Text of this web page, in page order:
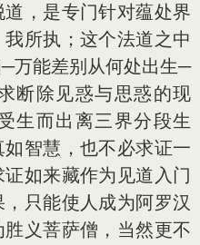
，是专门针对蕴处界
所执；这个法道之中
万能差别从何处出生─
断除见惑与思惑的现
生而出离三界分段生
智慧，也不必求证一
如来藏作为见道入门
只能使人成为阿罗汉
义菩萨僧，当然更不